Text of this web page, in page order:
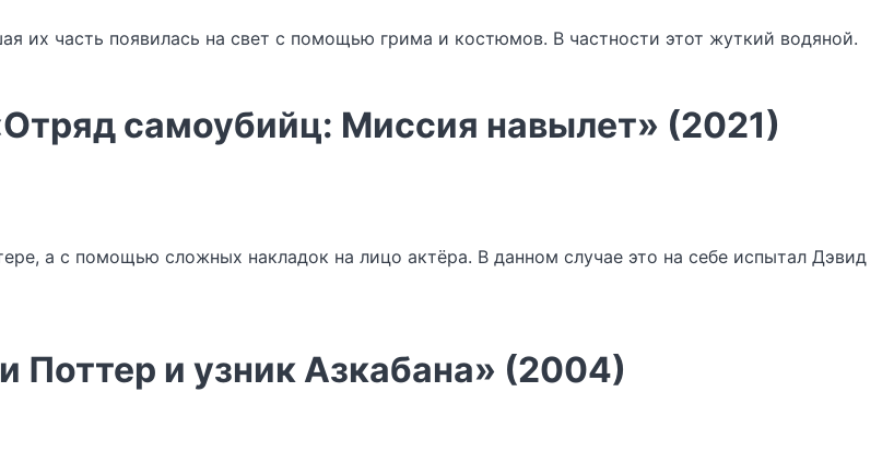
их часть появилась на свет с помощью грима и костюмов. В частности этот жуткий водяной.
самоубийц: Миссия навылет» (2021)
а с помощью сложных накладок на лицо актёра. В данном случае это на себе испытал Дэвид
и узник Азкабана» (2004)